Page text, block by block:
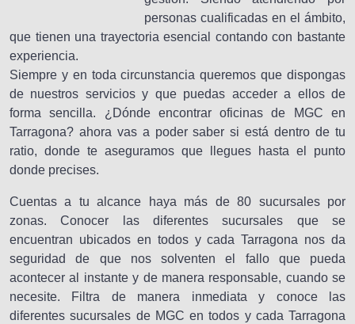
personas cualificadas en el ámbito,
que tienen una trayectoria esencial contando con bastante
experiencia.
Siempre y en toda circunstancia queremos que dispongas
de nuestros servicios y que puedas acceder a ellos de
forma sencilla. ¿Dónde encontrar oficinas de MGC en
Tarragona? ahora vas a poder saber si está dentro de tu
ratio, donde te aseguramos que llegues hasta el punto
donde precises.
Cuentas a tu alcance haya más de 80 sucursales por
zonas. Conocer las diferentes sucursales que se
encuentran ubicados en todos y cada Tarragona nos da
seguridad de que nos solventen el fallo que pueda
acontecer al instante y de manera responsable, cuando se
necesite. Filtra de manera inmediata y conoce las
diferentes sucursales de MGC en todos y cada Tarragona